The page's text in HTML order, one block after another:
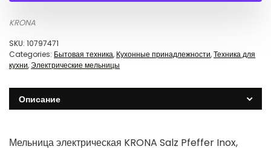
KRONA
SKU: 10797471
Categories: Бытовая техника, Кухонные принадлежности,Техника для
кухни,Электрические мельницы
Описание
Мельница электрическая KRONA Salz Pfeffer Inox,